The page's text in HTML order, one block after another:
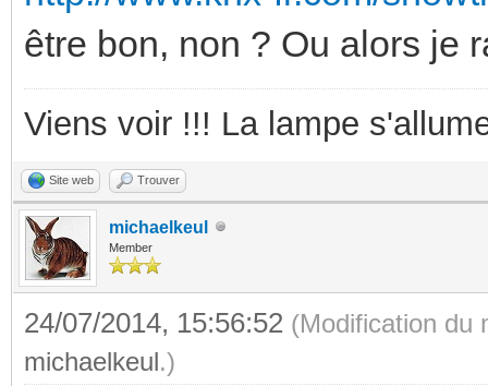
être bon, non ? Ou alors je
Viens voir !!! La lampe
Site web Trouver
michaelkeul
Member
24/07/2014, 15:56:52 (Modification du
michaelkeul.)